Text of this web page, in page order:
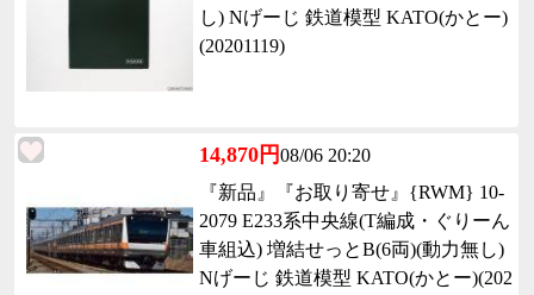
し) Nげーじ 鉄道模型 KATO(かとー)
(20201119)
14,870円08/06 20:20
『新品』『お取り寄せ』{RWM} 10-
2079 E233系中央線(T編成・ぐりーん
車組込) 増結せっとB(6両)(動力無し)
Nげーじ 鉄道模型 KATO(かとー)(202